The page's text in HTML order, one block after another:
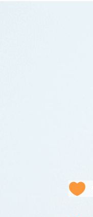
